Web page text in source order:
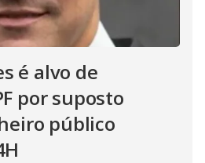
é alvo de
por suposto
público